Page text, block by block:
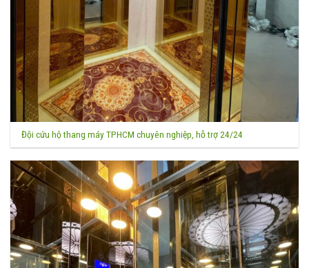
Đội cứu hộ thang máy TPHCM chuyên nghiệp, hỗ trợ 24/24